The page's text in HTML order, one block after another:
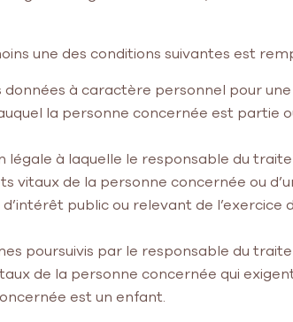
une des conditions suivantes est
à caractère personnel pour une
la personne concernée est partie
à laquelle le responsable du
de la personne concernée ou
public ou relevant de
poursuivis par le responsable du
de la personne concernée qui
est un enfant.